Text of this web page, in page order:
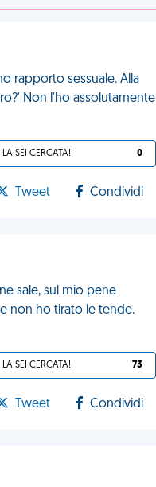
rapporto sessuale. Alla
Non l'ho assolutamente
SEI CERCATA! 0
Tweet Condividi
sale, sul mio pene
non ho tirato le tende.
SEI CERCATA! 73
Tweet Condividi